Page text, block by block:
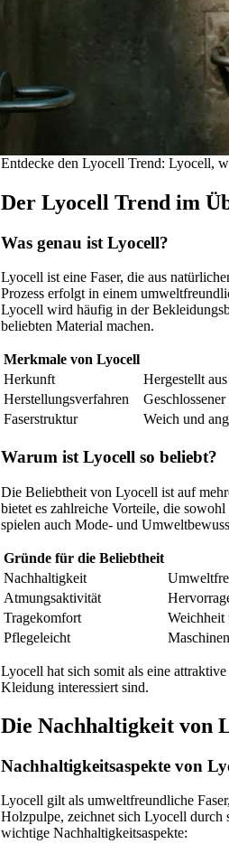
Entdecke den Lyocell Trend: Lyocell,
Der Lyocell Trend im
Was genau ist Lyocell?
Lyocell ist eine Faser, die aus
Prozess erfolgt in einem
Lyocell wird häufig in der
beliebten Material machen.
Merkmale von Lyocell
Herkunft
Hergestellt
Herstellungsverfahren
Faserstruktur
Weich und
Warum ist Lyocell so beliebt?
Die Beliebtheit von Lyocell ist auf
bietet es zahlreiche Vorteile, die
spielen auch Mode- und
Gründe für die Beliebtheit
Nachhaltigkeit
Atmungsaktivität
Tragekomfort
Weichheit
Pflegeleicht
Lyocell hat sich somit als eine
Kleidung interessiert sind.
Die Nachhaltigkeit von
Nachhaltigkeitsaspekte von
Lyocell gilt als umweltfreundliche
Holzpulpe, zeichnet sich Lyocell durch
wichtige Nachhaltigkeitsaspekte: